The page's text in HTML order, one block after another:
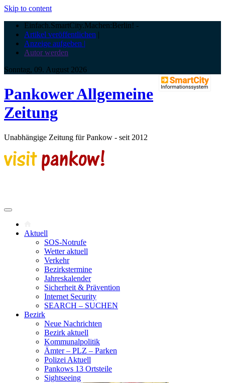
Skip to content
Einfach.SmartCity.Machen:Berlin! -
Artikel veröffentlichen |
Anzeige aufgeben |
Autor werden
Sonntag, 09. August 2026
Pankower Allgemeine
Zeitung
Unabhängige Zeitung für Pankow - seit 2012
Aktuell
SOS-Notrufe
Wetter aktuell
Verkehr
Bezirkstermine
Jahreskalender
Sicherheit & Prävention
Internet Security
SEARCH – SUCHEN
Bezirk
Neue Nachrichten
Bezirk aktuell
Kommunalpolitik
Ämter – PLZ – Parken
Polizei Aktuell
Pankows 13 Ortsteile
Sightseeing